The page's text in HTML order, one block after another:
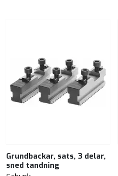
Grundbackar, sats, 3 delar,
sned tandning